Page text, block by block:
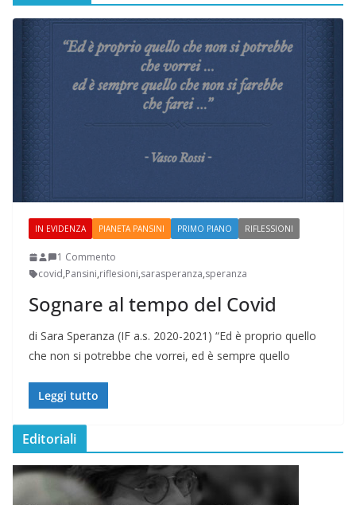
IN EVIDENZA PIANETA PANSINI PRIMO PIANO RIFLESSIONI
1 Commento
covid,Pansini,riflesioni,sarasperanza,speranza
Sognare al tempo del Covid
di Sara Speranza (IF a.s. 2020-2021) “Ed è proprio quello
che non si potrebbe che vorrei, ed è sempre quello
Leggi tutto
Editoriali